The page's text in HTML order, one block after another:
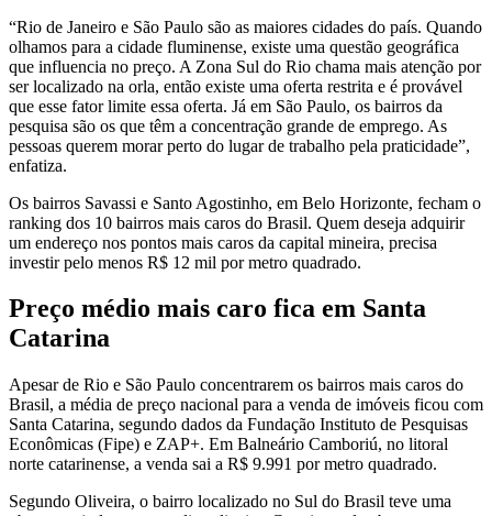
“Rio de Janeiro e São Paulo são as maiores cidades do país. Quando
olhamos para a cidade fluminense, existe uma questão geográfica
que influencia no preço. A Zona Sul do Rio chama mais atenção por
ser localizado na orla, então existe uma oferta restrita e é provável
que esse fator limite essa oferta. Já em São Paulo, os bairros da
pesquisa são os que têm a concentração grande de emprego. As
pessoas querem morar perto do lugar de trabalho pela praticidade”,
enfatiza.
Os bairros Savassi e Santo Agostinho, em Belo Horizonte, fecham o
ranking dos 10 bairros mais caros do Brasil. Quem deseja adquirir
um endereço nos pontos mais caros da capital mineira, precisa
investir pelo menos R$ 12 mil por metro quadrado.
Preço médio mais caro fica em Santa
Catarina
Apesar de Rio e São Paulo concentrarem os bairros mais caros do
Brasil, a média de preço nacional para a venda de imóveis ficou com
Santa Catarina, segundo dados da Fundação Instituto de Pesquisas
Econômicas (Fipe) e ZAP+. Em Balneário Camboriú, no litoral
norte catarinense, a venda sai a R$ 9.991 por metro quadrado.
Segundo Oliveira, o bairro localizado no Sul do Brasil teve uma